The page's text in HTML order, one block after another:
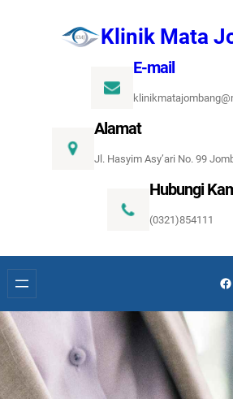
Klinik Mata
E-mail
Alamat
Jl. Hasyim Asy’ari No. 99
Hubungi
(0321)854111